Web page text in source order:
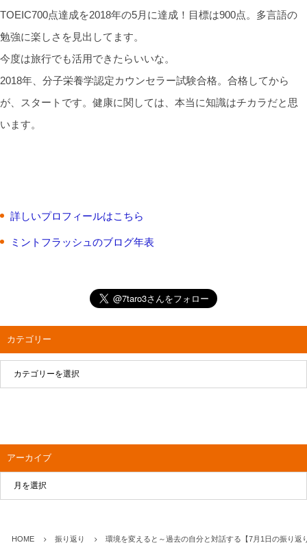
TOEIC700点達成を2018年の5月に達成！目標は900点。多言語の
勉強に楽しさを見出してます。
今度は旅行でも活用できたらいいな。
2018年、分子栄養学認定カウンセラー試験合格。合格してから
が、スタートです。健康に関しては、本当に知識はチカラだと思
います。
詳しいプロフィールはこちら
ミントフラッシュのブログ年表
カテゴリー
アーカイブ
HOME 振り返り 環境を変えると～過去の自分と対話する【7月1日の振り返